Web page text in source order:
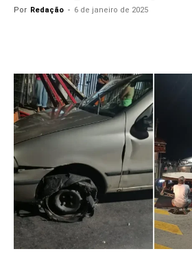
Por Redação - 6 de janeiro de 2025